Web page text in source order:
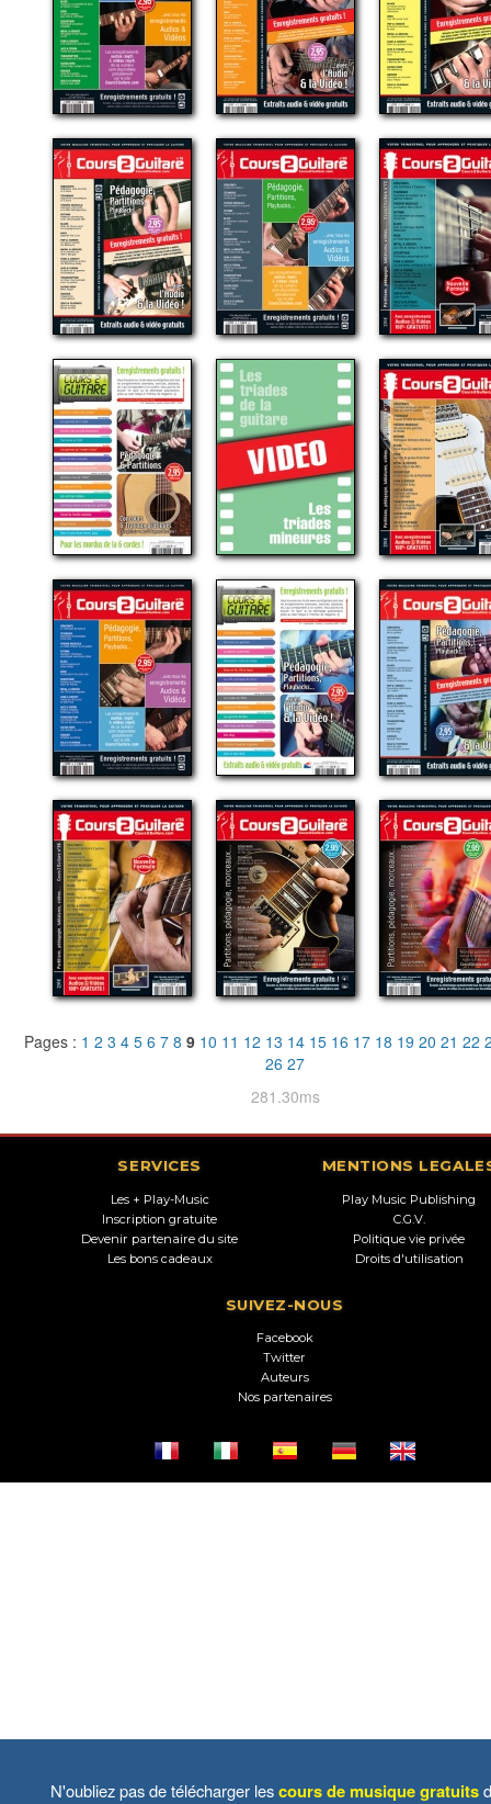
Pages : 1 2 3 4 5 6 7 8 9 10 11 12 13 14 15 16 17 18 19 20 21 22
26 27
281.30ms
SERVICES
Les + Play-Music
Inscription gratuite
Devenir partenaire du site
Les bons cadeaux
MENTIONS
Play Music Publishing
C.G.V.
Politique vie privée
Droits d'utilisation
SUIVEZ-NOUS
Facebook
Twitter
Auteurs
Nos partenaires
N'oubliez pas de télécharger lescours de musique gratuits